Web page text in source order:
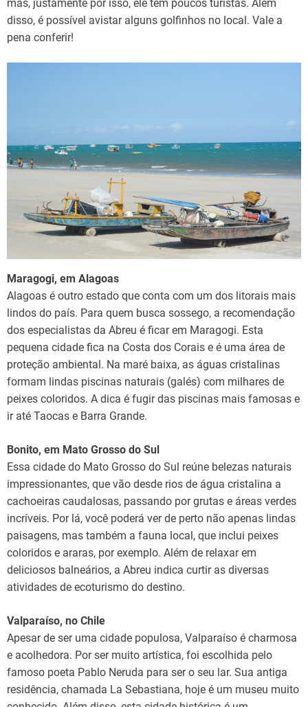
mas, justamente por isso, ele tem poucos turistas. Além
disso, é possível avistar alguns golfinhos no local. Vale a
pena conferir!
Maragogi, em Alagoas
Alagoas é outro estado que conta com um dos litorais mais
lindos do país. Para quem busca sossego, a recomendação
dos especialistas da Abreu é ficar em Maragogi. Esta
pequena cidade fica na Costa dos Corais e é uma área de
proteção ambiental. Na maré baixa, as águas cristalinas
formam lindas piscinas naturais (galés) com milhares de
peixes coloridos. A dica é fugir das piscinas mais famosas e
ir até Taocas e Barra Grande.
Bonito, em Mato Grosso do Sul
Essa cidade do Mato Grosso do Sul reúne belezas naturais
impressionantes, que vão desde rios de água cristalina a
cachoeiras caudalosas, passando por grutas e áreas verdes
incríveis. Por lá, você poderá ver de perto não apenas lindas
paisagens, mas também a fauna local, que inclui peixes
coloridos e araras, por exemplo. Além de relaxar em
deliciosos balneários, a Abreu indica curtir as diversas
atividades de ecoturismo do destino.
Valparaíso, no Chile
Apesar de ser uma cidade populosa, Valparaíso é charmosa
e acolhedora. Por ser muito artística, foi escolhida pelo
famoso poeta Pablo Neruda para ser o seu lar. Sua antiga
residência, chamada La Sebastiana, hoje é um museu muito